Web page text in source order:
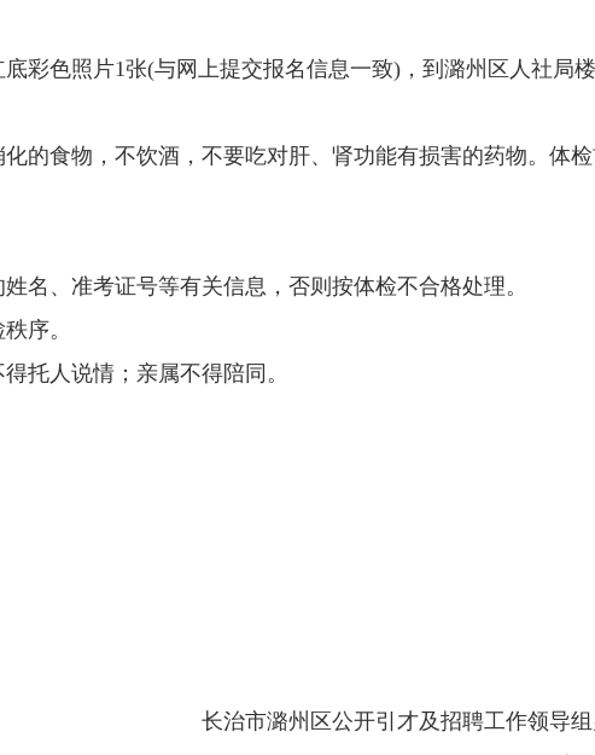
彩色照片1张(与网上提交报名信息一致)，到潞州区人社局
的食物，不饮酒，不要吃对肝、肾功能有损害的药物。体
名、准考证号等有关信息，否则按体检不合格处理。
序。
托人说情；亲属不得陪同。
长治市潞州区公开引才及招聘工作领导